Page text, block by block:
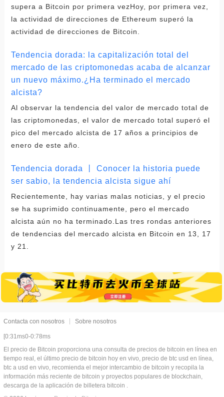
supera a Bitcoin por primera vezHoy, por primera vez,
la actividad de direcciones de Ethereum superó la
actividad de direcciones de Bitcoin.
Tendencia dorada: la capitalización total del
mercado de las criptomonedas acaba de alcanzar
un nuevo máximo.¿Ha terminado el mercado
alcista?
Al observar la tendencia del valor de mercado total de
las criptomonedas, el valor de mercado total superó el
pico del mercado alcista de 17 años a principios de
enero de este año.
Tendencia dorada 丨 Conocer la historia puede
ser sabio, la tendencia alcista sigue ahí
Recientemente, hay varias malas noticias, y el precio
se ha suprimido continuamente, pero el mercado
alcista aún no ha terminado.Las tres rondas anteriores
de tendencias del mercado alcista en Bitcoin en 13, 17
y 21.
Contacta con nosotros Sobre nosotros
[0:31ms0-0:78ms
El precio de Bitcoin proporciona una consulta de precios de bitcoin en línea en
tiempo real, el último precio de bitcoin hoy en vivo, precio de btc usd en línea,
btc a usd en vivo, recomienda el mejor intercambio de bitcoin y recopila la
información más reciente de bitcoin y proyectos populares de blockchain,
descarga de la aplicación de billetera bitcoin .